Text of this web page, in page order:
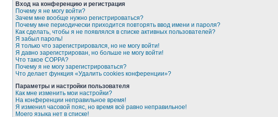
Вход на конференцию и регистрация
Почему я не могу войти?
Зачем мне вообще нужно регистрироваться?
Почему мне периодически приходится повторять ввод имени и пароля?
Как сделать, чтобы я не появлялся в списке активных пользователей?
Я забыл пароль!
Я только что зарегистрировался, но не могу войти!
Я давно зарегистрирован, но больше не могу войти!
Что такое COPPA?
Почему я не могу зарегистрироваться?
Что делает функция «Удалить cookies конференции»?
Параметры и настройки пользователя
Как мне изменить мои настройки?
На конференции неправильное время!
Я изменил часовой пояс, но время всё равно неправильное!
Моего языка нет в списке!